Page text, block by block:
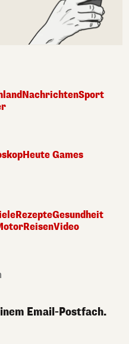
NachrichtenSport
Heute Games
RezepteGesundheit
ReisenVideo
Email-Postfach.